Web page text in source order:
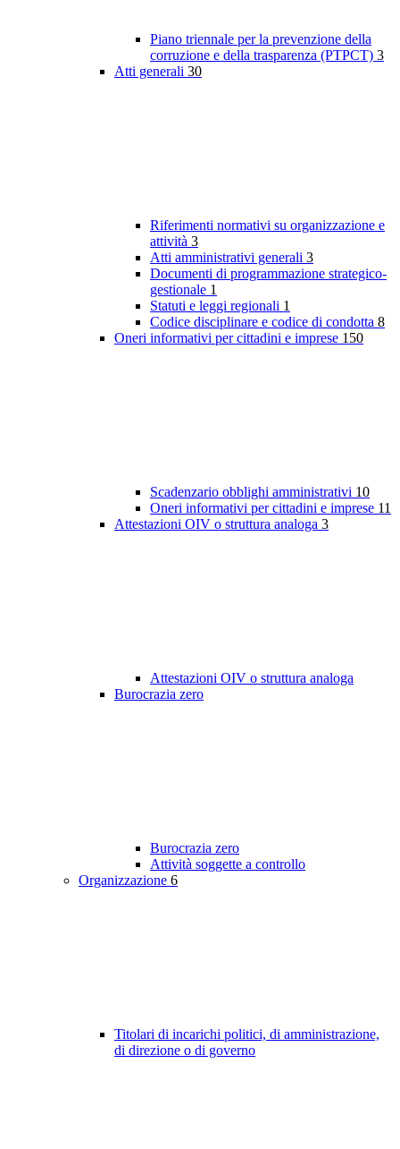
Piano triennale per la prevenzione della
corruzione e della trasparenza (PTPCT) 3
Atti generali 30
Riferimenti normativi su organizzazione e
attività 3
Atti amministrativi generali 3
Documenti di programmazione strategico-
gestionale 1
Statuti e leggi regionali 1
Codice disciplinare e codice di condotta 8
Oneri informativi per cittadini e imprese 150
Scadenzario obblighi amministrativi 10
Oneri informativi per cittadini e imprese 11
Attestazioni OIV o struttura analoga 3
Attestazioni OIV o struttura analoga
Burocrazia zero
Burocrazia zero
Attività soggette a controllo
Organizzazione 6
Titolari di incarichi politici, di amministrazione,
di direzione o di governo